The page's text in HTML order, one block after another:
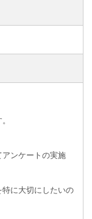
ンケートの実施
特に大切にしたいの